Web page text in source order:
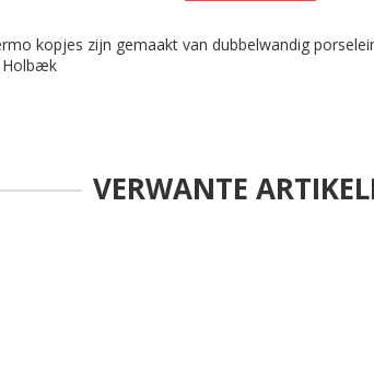
kopjes zijn gemaakt van dubbelwandig
Holbæk
VERWANTE